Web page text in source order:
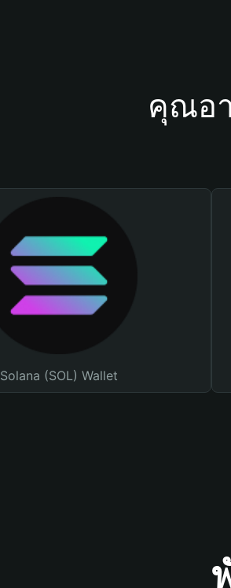
คุณอ
Solana (SOL) Wallet